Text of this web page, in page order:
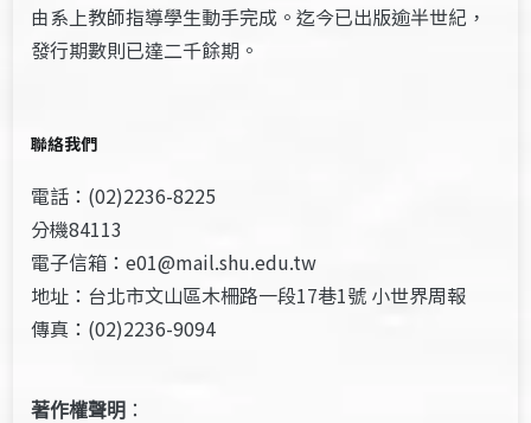
由系上教師指導學生動手完成。迄今已出版逾半世紀，
發行期數則已達二千餘期。
聯絡我們
電話：(02)2236-8225
分機84113
電子信箱：e01@mail.shu.edu.tw
地址：台北市文山區木柵路一段17巷1號 小世界周報
傳真：(02)2236-9094
著作權聲明 ：